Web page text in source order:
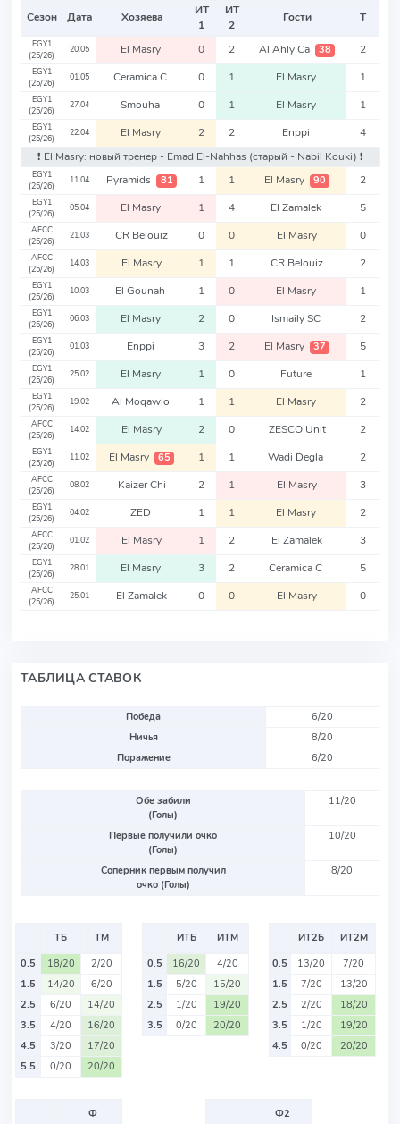
Сезон Дата Хозяева
ИТ
1
ИТ
2
Гости Т
EGY1
(25/26)
20.05 El Masry 0 2 Al Ahly Ca 38 2
EGY1
(25/26)
01.05 Ceramica C 0 1 El Masry 1
EGY1
(25/26)
27.04 Smouha 0 1 El Masry 1
EGY1
(25/26)
22.04 El Masry 2 2 Enppi
4
❗️ El Masry: новый тренер - Emad El-Nahhas (старый - Nabil Kouki) ❗️
EGY1
(25/26)
11.04 Pyramids 81 1 1 El Masry 90 2
EGY1
(25/26)
05.04 El Masry 1 4 El Zamalek 5
AFCC
(25/26)
21.03 CR Belouiz 0 0 El Masry 0
AFCC
(25/26)
14.03 El Masry 1 1 CR Belouiz 2
EGY1
(25/26)
10.03 El Gounah 1 0 El Masry 1
EGY1
(25/26)
06.03 El Masry 2 0 Ismaily SC 2
EGY1
(25/26)
01.03 Enppi 3 2 El Masry 37 5
EGY1
(25/26)
25.02 El Masry 1 0 Future 1
EGY1
(25/26)
19.02 Al Moqawlo 1 1 El Masry 2
AFCC
(25/26)
14.02 El Masry 2 0 ZESCO Unit 2
EGY1
(25/26)
11.02 El Masry 65 1 1 Wadi Degla 2
AFCC
(25/26)
08.02 Kaizer Chi 2 1 El Masry 3
EGY1
(25/26)
04.02 ZED 1 1 El Masry 2
AFCC
(25/26)
01.02 El Masry 1 2 El Zamalek 3
EGY1
(25/26)
28.01 El Masry 3 2 Ceramica C 5
AFCC
(25/26)
25.01 El Zamalek 0 0 El Masry 0
ТАБЛИЦА СТАВОК
Победа
6/20
Ничья
8/20
Поражение
6/20
Обе забили
(Голы)
11/20
Первые получили очко
(Голы)
10/20
Соперник первым получил
очко (Голы)
8/20
ТБ
ТМ
0.5
18/20
2/20
1.5
14/20
6/20
2.5
6/20
14/20
3.5
4/20
16/20
4.5
3/20
17/20
5.5
0/20 20/20
ИТБ
ИТМ
0.5
16/20
4/20
1.5
5/20
15/20
2.5
1/20
19/20
3.5
0/20 20/20
ИТ2Б
ИТ2М
0.5
13/20
7/20
1.5
7/20
13/20
2.5
2/20
18/20
3.5
1/20
19/20
4.5
0/20 20/20
Ф
Ф2